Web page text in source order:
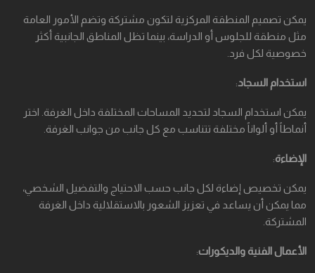
يمكن تصميم المنطقة المركزية لتكون مشتركة وتضم الأمور العامة
مثل منطقة للجلوس أو الدراسة، بينما تظل المناطق الجانبية أكثر
خصوصية لكل فرد.
استخدام السجاد:
يمكن استخدام السجاد لتحديد المساحات المختلفة داخل الغرفة. اختر
أنماطاً أو ألواناً مختلفة تتناسب مع كل جانب من جوانب الغرفة.
الإضاءة:
يمكن تخصيص إضاءة لكل جانب حسب الاحتياج والتفضيل الشخصي،
مما يمكن أن يساعد في تعزيز الشعور بالاستقلالية داخل الغرفة
المشتركة.
الأعمال الفنية والديكورات: